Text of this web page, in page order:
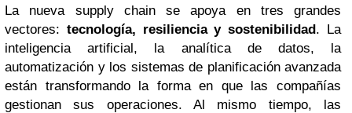
La nueva supply chain se apoya en tres grandes
vectores: tecnología, resiliencia y sostenibilidad. La
inteligencia artificial, la analítica de datos, la
automatización y los sistemas de planificación avanzada
están transformando la forma en que las compañías
gestionan sus operaciones. Al mismo tiempo, las